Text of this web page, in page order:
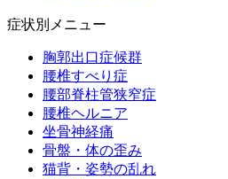
症状別メニュー
胸郭出口症候群
腰椎すべり症
腰部脊柱管狭窄症
腰椎ヘルニア
坐骨神経痛
骨盤・体の歪み
猫背・姿勢の乱れ